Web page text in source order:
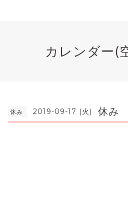
カレンダー(
休み 2019-09-17 (火) 休み